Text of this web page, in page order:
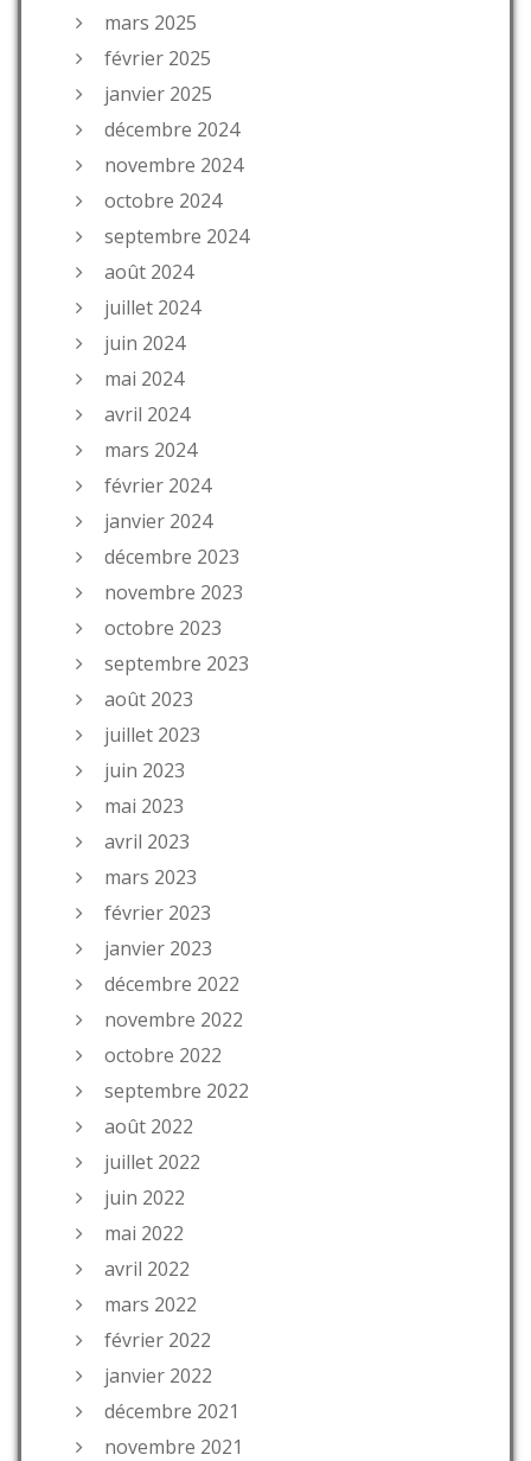
mars 2025
février 2025
janvier 2025
décembre 2024
novembre 2024
octobre 2024
septembre 2024
août 2024
juillet 2024
juin 2024
mai 2024
avril 2024
mars 2024
février 2024
janvier 2024
décembre 2023
novembre 2023
octobre 2023
septembre 2023
août 2023
juillet 2023
juin 2023
mai 2023
avril 2023
mars 2023
février 2023
janvier 2023
décembre 2022
novembre 2022
octobre 2022
septembre 2022
août 2022
juillet 2022
juin 2022
mai 2022
avril 2022
mars 2022
février 2022
janvier 2022
décembre 2021
novembre 2021